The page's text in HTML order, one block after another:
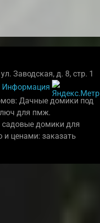
Заводская, д. 8, стр. 1
Информация
Дачные домики под
для пмж.
садовые домики для
и ценами: заказать